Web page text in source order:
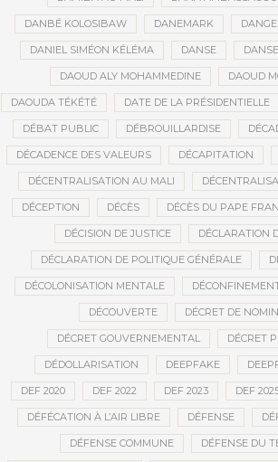
DANBÉ KOLOSIBAW DANEMARK
DANIEL SIMÉON KÉLÉMA DANSE
DAOUD ALY MOHAMMEDINE DAOUD
DAOUDA TÉKÉTÉ DATE DE LA PRÉSIDENTIELLE
DÉBAT PUBLIC DÉBROUILLARDISE
DÉCADENCE DES VALEURS DÉCAPITATION
DÉCENTRALISATION AU MALI
DÉCEPTION DÉCÈS DÉCÈS DU PAPE
DÉCISION DE JUSTICE DÉCLARATION
DÉCLARATION DE POLITIQUE GÉNÉRALE
DÉCOLONISATION MENTALE
DÉCOUVERTE DÉCRET DE
DÉCRET GOUVERNEMENTAL DÉCRET
DÉDOLLARISATION DEEPFAKE
DEF 2020 DEF 2022 DEF 2023 DEF
DÉFÉCATION À L’AIR LIBRE DÉFENSE
DÉFENSE COMMUNE DÉFENSE DU